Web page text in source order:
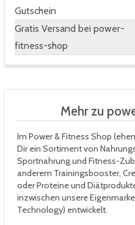
Gutschein
Gratis Versand bei power-
fitness-shop
Mehr zu
Im Power & Fitness Shop
Dir ein Sortiment von
Sportnahrung und Fitness-
anderem Trainingsbooster,
oder Proteine und
inzwischen unsere
Technology) entwickelt.